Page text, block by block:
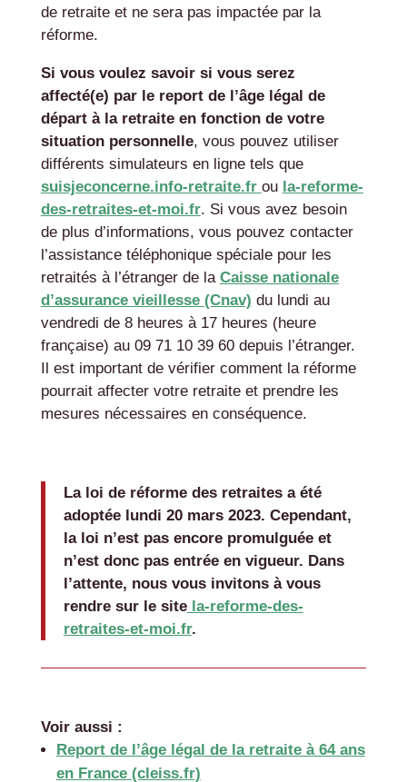
de retraite et ne sera pas impactée par la
réforme.
Si vous voulez savoir si vous serez
affecté(e) par le report de l’âge légal de
départ à la retraite en fonction de votre
situation personnelle, vous pouvez utiliser
différents simulateurs en ligne tels que
suisjeconcerne.info-retraite.fr ou la-reforme-
des-retraites-et-moi.fr. Si vous avez besoin
de plus d’informations, vous pouvez contacter
l’assistance téléphonique spéciale pour les
retraités à l’étranger de la Caisse nationale
d’assurance vieillesse (Cnav) du lundi au
vendredi de 8 heures à 17 heures (heure
française) au 09 71 10 39 60 depuis l’étranger.
Il est important de vérifier comment la réforme
pourrait affecter votre retraite et prendre les
mesures nécessaires en conséquence.
La loi de réforme des retraites a été
adoptée lundi 20 mars 2023. Cependant,
la loi n’est pas encore promulguée et
n’est donc pas entrée en vigueur. Dans
l’attente, nous vous invitons à vous
rendre sur le sitela-reforme-des-
retraites-et-moi.fr.
Voir aussi :
Report de l’âge légal de la retraite à 64 ans
en France (cleiss.fr)